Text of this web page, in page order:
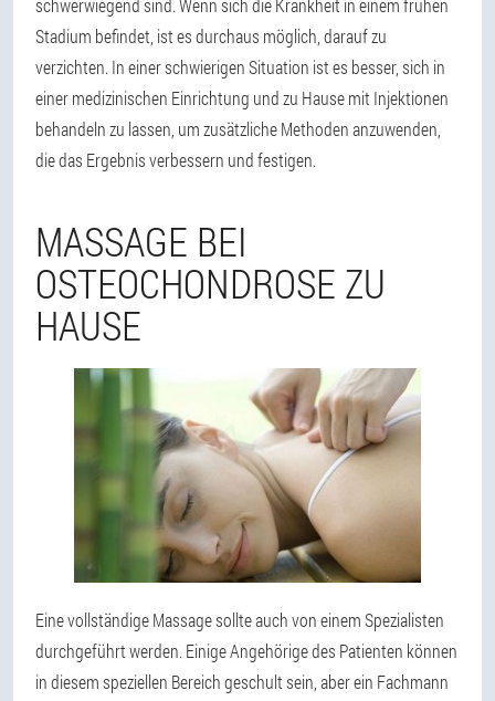
schwerwiegend sind. Wenn sich die Krankheit in einem frühen
Stadium befindet, ist es durchaus möglich, darauf zu
verzichten. In einer schwierigen Situation ist es besser, sich in
einer medizinischen Einrichtung und zu Hause mit Injektionen
behandeln zu lassen, um zusätzliche Methoden anzuwenden,
die das Ergebnis verbessern und festigen.
MASSAGE BEI
OSTEOCHONDROSE ZU
HAUSE
Eine vollständige Massage sollte auch von einem Spezialisten
durchgeführt werden. Einige Angehörige des Patienten können
in diesem speziellen Bereich geschult sein, aber ein Fachmann